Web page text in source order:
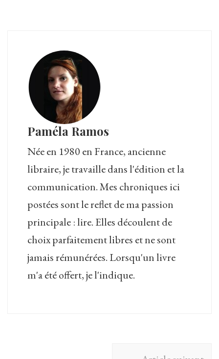
Paméla Ramos
Née en 1980 en France, ancienne
libraire, je travaille dans l'édition et la
communication. Mes chroniques ici
postées sont le reflet de ma passion
principale : lire. Elles découlent de
choix parfaitement libres et ne sont
jamais rémunérées. Lorsqu'un livre
m'a été offert, je l'indique.